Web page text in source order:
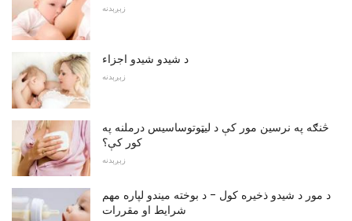
زېږېدنه
د شیدو شیدو اجزاء
زېږېدنه
څنګه په نرسین مور کې د لیټوتوساسیس درملنه په
کور کې؟
زېږېدنه
د مور د شیدو ذخیره کول - د بوخته میندو لپاره مهم
شرایط او مقررات